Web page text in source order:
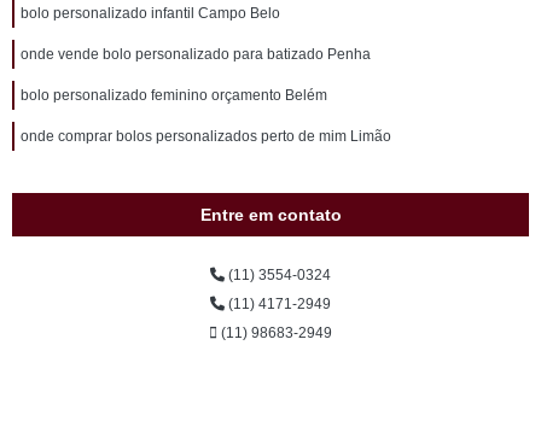
bolo personalizado infantil Campo Belo
onde vende bolo personalizado para batizado Penha
bolo personalizado feminino orçamento Belém
onde comprar bolos personalizados perto de mim Limão
Entre em contato
(11) 3554-0324
(11) 4171-2949
(11) 98683-2949